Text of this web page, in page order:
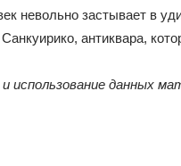
невольно застывает в
антиквара,
использование данных